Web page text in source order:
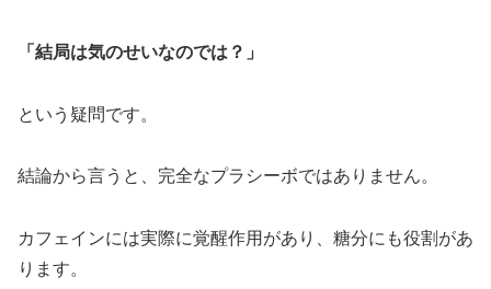
「結局は気のせいなのでは？」
という疑問です。
結論から言うと、完全なプラシーボではありません。
カフェインには実際に覚醒作用があり、糖分にも役割があ
ります。